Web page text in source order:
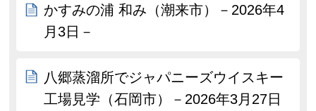
かすみの浦 和み（潮来市）－2026年4
月3日－
八郷蒸溜所でジャパニーズウイスキー
工場見学（石岡市）－2026年3月27日